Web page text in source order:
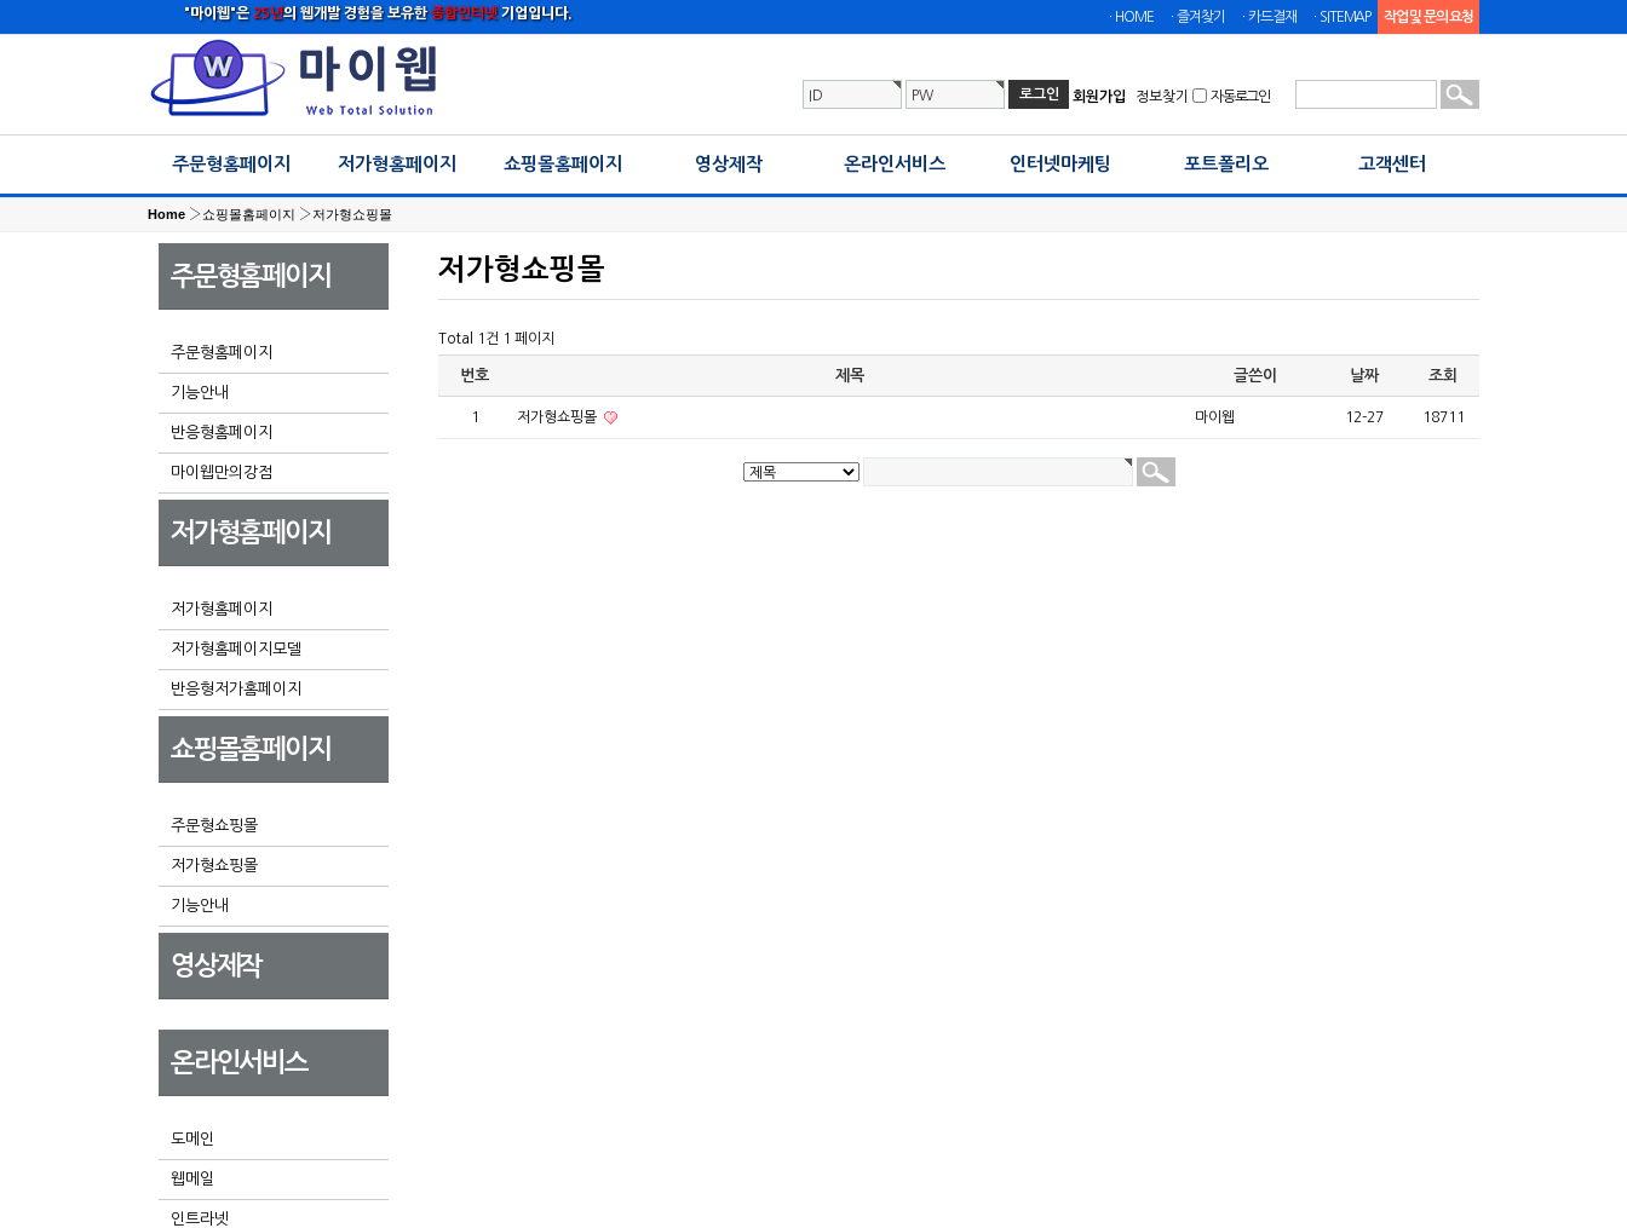
작업 및 문의 요청
ㆍSITEMAP
ㆍ카드결재
ㆍ즐겨찾기
ㆍHOME
"마이웹"은25년의 웹개발 경험을 보유한종합인터넷기업입니다.
ID PW 회원가입 정보찾기 자동로그인
주문형홈페이지 저가형홈페이지 쇼핑몰홈페이지 영상제작 온라인서비스 인터넷마케팅 포트폴리오 고객센터
Home ›쇼핑몰홈페이지 ›저가형쇼핑몰
주문형홈페이지
주문형홈페이지
기능안내
반응형홈페이지
마이웹만의강점
저가형홈페이지
저가형홈페이지
저가형홈페이지모델
반응형저가홈페이지
쇼핑몰홈페이지
주문형쇼핑몰
저가형쇼핑몰
기능안내
영상제작
온라인서비스
도메인
웹메일
인트라넷
저가형쇼핑몰
Total 1건 1 페이지
번호 제목 글쓴이 날짜 조회
1 저가형쇼핑몰 마이웹 12-27 18711